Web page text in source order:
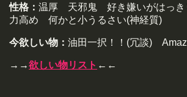
性格： 温厚 天邪鬼 好き嫌いがはっ
力高め 何かと小うるさい(神経質)
今欲しい物： 油田一択！！(冗談)
→→欲しい物リスト ←←